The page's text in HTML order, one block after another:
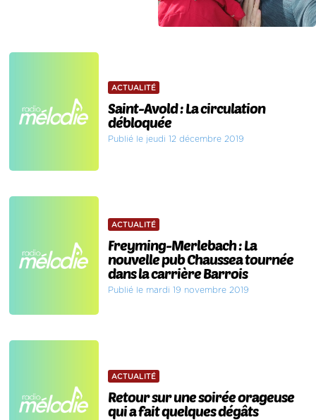
ACTUALITÉ
Saint-Avold : La circulation
débloquée
Publié le jeudi 12 décembre 2019
ACTUALITÉ
Freyming-Merlebach : La
nouvelle pub Chaussea tournée
dans la carrière Barrois
Publié le mardi 19 novembre 2019
ACTUALITÉ
Retour sur une soirée orageuse
qui a fait quelques dégâts